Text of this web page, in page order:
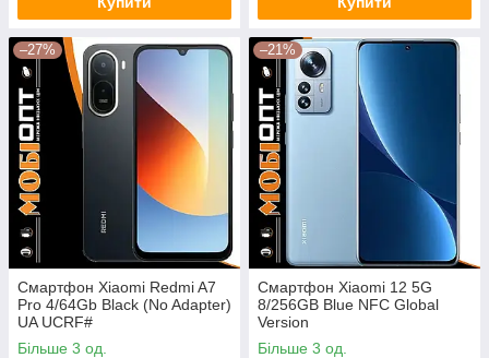
–27%
Смартфон Xiaomi Redmi A7
Pro 4/64Gb Black (No Adapter)
UA UCRF#
Більше 3 од.
–21%
Смартфон Xiaomi 12 5G
8/256GB Blue NFC Global
Version
Більше 3 од.